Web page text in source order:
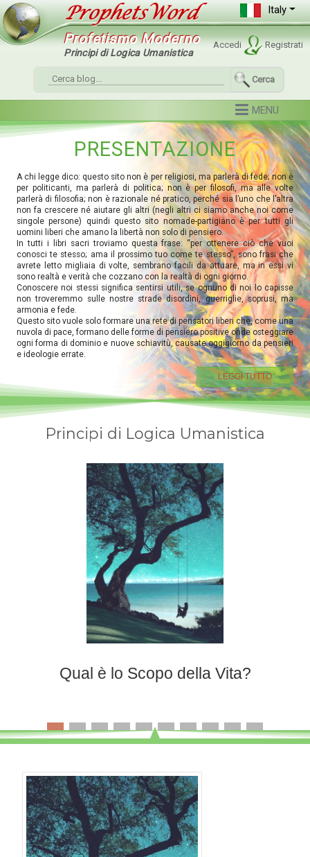
Italy
Profetismo Moderno
Principi di Logica Umanistica
Cerca
PRESENTAZIONE
A chi legge dico: questo sito non è per religiosi, ma parlerà di fede; non è
per politicanti, ma parlerà di politica; non è per filosofi, ma alle volte
parlerà di filosofia; non è razionale né pratico, perché sia l’uno che l’altra
non fa crescere né aiutare gli altri (negli altri ci siamo anche noi come
singole persone) quindi questo sito nomade-partigiano è per tutti gli
uomini liberi che amano la libertà non solo di pensiero.
In tutti i libri sacri troviamo questa frase: “per ottenere ciò che vuoi
conosci te stesso; ama il prossimo tuo come te stesso”, sono frasi che
avrete letto migliaia di volte, sembrano facili da attuare, ma in essi vi
sono realtà e verità che cozzano con la realtà di ogni giorno.
Conoscere noi stessi significa sentirsi utili, se ognuno di noi lo capisse
non troveremmo sulle nostre strade disordini, guerriglie, soprusi, ma
armonia e fede.
Questo sito vuole solo formare una rete di pensatori liberi che, come una
nuvola di pace, formano delle forme di pensiero positive onde osteggiare
ogni forma di dominio e nuove schiavitù, causate oggigiorno da pensieri
e ideologie errate.
LEGGI TUTTO
Qual è lo Scopo della Vita?
Accedi Registrati